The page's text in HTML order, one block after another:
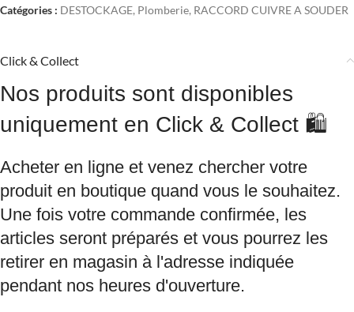
Catégories : DESTOCKAGE, Plomberie, RACCORD CUIVRE A SOUDER
Click & Collect
Nos produits sont disponibles
uniquement en Click & Collect 🛍️
Acheter en ligne et venez chercher votre
produit en boutique quand vous le souhaitez.
Une fois votre commande confirmée, les
articles seront préparés et vous pourrez les
retirer en magasin à l'adresse indiquée
pendant nos heures d'ouverture.